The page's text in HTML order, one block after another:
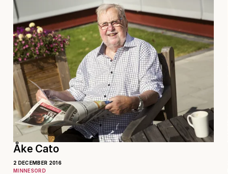
Åke Cato
2 DECEMBER 2016
MINNESORD